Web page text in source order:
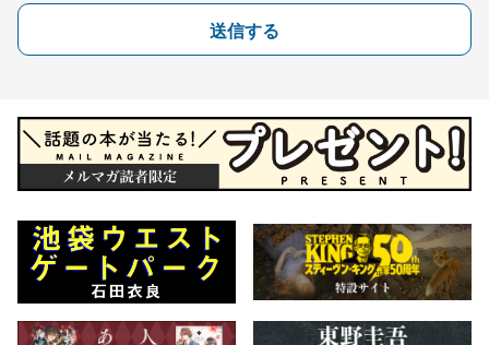
送信する